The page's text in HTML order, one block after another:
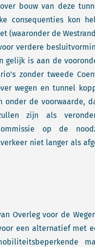
bouw van deze
consequenties kon
(waaronder de
verdere
gelijk is aan de
zonder tweede
wegen en tunnel
de voorwaarde,
zijn als
op de
niet langer als
Overleg voor de
een alternatief met